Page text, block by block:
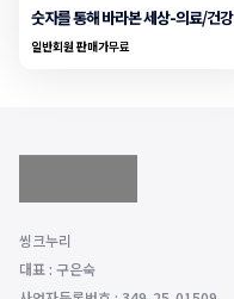
숫자를 통해 바라본 세상-의료/건강
일반회원 판매가무료
씽크누리
대표 : 구은숙